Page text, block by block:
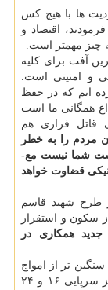
ها با هیچ کس
اقتصاد و
چیز مهم­تر است.
آفت برای کلیه
و امنیتی است.
ایم که در حفظ
همگانی ما است
فراری هم
مردم را به خطر
دست شما نیست مع­
نیکی قضاوت خواهد
طرح شهید قاسم
سکون و استقرار
جدید همکاری در
تر از امواج
قبلی است مع ­الوصف تلاش کنید با توسعه مراکز سرپایی ۱۶ و ۲۴